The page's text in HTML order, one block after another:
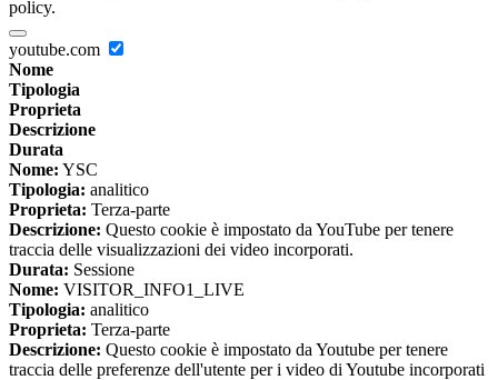
policy.
youtube.com
Nome
Tipologia
Proprieta
Descrizione
Durata
Nome: YSC
Tipologia: analitico
Proprieta: Terza-parte
Descrizione: Questo cookie è impostato da YouTube per tenere
traccia delle visualizzazioni dei video incorporati.
Durata: Sessione
Nome: VISITOR_INFO1_LIVE
Tipologia: analitico
Proprieta: Terza-parte
Descrizione: Questo cookie è impostato da Youtube per tenere
traccia delle preferenze dell'utente per i video di Youtube incorporati